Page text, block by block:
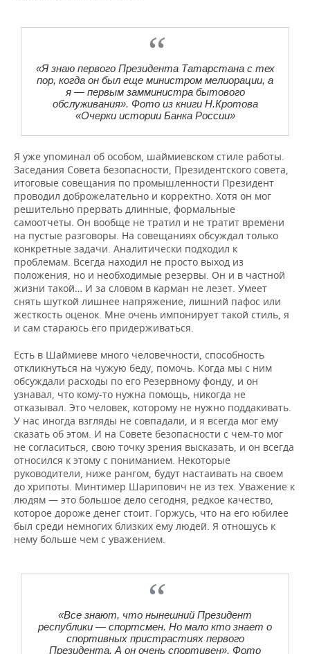
«Я знаю первого Президента Татарстана с тех
пор, когда он был еще министром мелиорации, а
я — первым замминистра бытового
обслуживания». Фото из книги Н.Кротова
«Очерки истории Банка России»
Я уже упоминал об особом, шаймиевском стиле работы.
Заседания Совета безопасности, Президентского совета,
итоговые совещания по промышленности Президент
проводил доброжелательно и корректно. Хотя он мог
решительно прервать длинные, формальные
самоотчеты. Он вообще не тратил и не тратит времени
на пустые разговоры. На совещаниях обсуждал только
конкретные задачи. Аналитически подходил к
проблемам. Всегда находил не просто выход из
положения, но и необходимые резервы. Он и в частной
жизни такой… И за словом в карман не лезет. Умеет
снять шуткой лишнее напряжение, лишний пафос или
жесткость оценок. Мне очень импонирует такой стиль, я
и сам стараюсь его придерживаться.
Есть в Шаймиеве много человечности, способность
откликнуться на чужую беду, помочь. Когда мы с ним
обсуждали расходы по его Резервному фонду, и он
узнавал, что кому-то нужна помощь, никогда не
отказывал. Это человек, которому не нужно поддакивать.
У нас иногда взгляды не совпадали, и я всегда мог ему
сказать об этом. И на Совете безопасности с чем-то мог
не согласиться, свою точку зрения высказать, и он всегда
относился к этому с пониманием. Некоторые
руководители, ниже рангом, будут настаивать на своем
до хрипоты. Минтимер Шарипович не из тех. Уважение к
людям — это большое дело сегодня, редкое качество,
которое дороже денег стоит. Горжусь, что на его юбилее
был среди немногих близких ему людей. Я отношусь к
нему больше чем с уважением.
«Все знают, что нынешний Президент
республики — спортсмен. Но мало кто знает о
спортивных пристрастиях первого
Президента. А он очень спортивен». Фото